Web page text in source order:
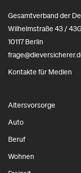
Gesamtverband der
Wilhelmstraße 43 /
10117 Berlin
Kontakte für Medien
Altersvorsorge
Auto
Beruf
Wohnen